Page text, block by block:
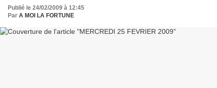
Publié le 24/02/2009 à 12:45
Par A MOI LA FORTUNE